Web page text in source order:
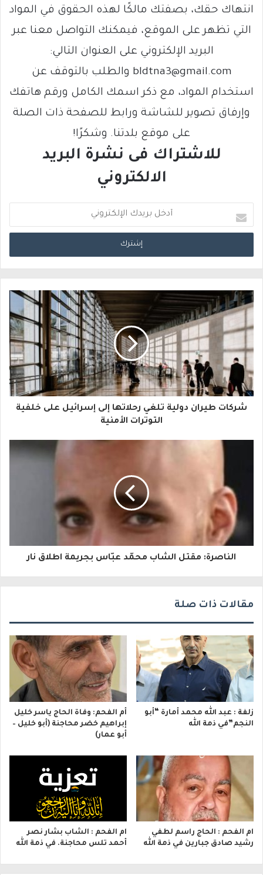
انتهاك حقك، بصفتك مالكًا لهذه الحقوق في المواد
التي تظهر على الموقع، فيمكنك التواصل معنا عبر
البريد الإلكتروني على العنوان التالي:
bldtna3@gmail.com والطلب بالتوقف عن
استخدام المواد، مع ذكر اسمك الكامل ورقم هاتفك
وإرفاق تصوير للشاشة ورابط للصفحة ذات الصلة
على موقع بلدتنا. وشكرًا!
للاشتراك فى نشرة البريد
الالكتروني
د
خ
ب
د
ك
ا
إ
شركات طيران دولية تلغي رحلاتها إلى إسرائيل على خلفية
التوترات الأمنية
الناصرة: مقتل الشاب محمّد عبّاس بجريمة اطلاق نار
مقالات ذات صلة
زلفة : عبد الله محمد أمارة “أبو
النجم”في ذمة الله
أم الفحم: وفاة الحاج ياسر خليل
إبراهيم خضر محاجنة (أبو خليل –
أبو عمار)
ام الفحم : الحاج راسم لطفي
رشيد صادق جبارين في ذمة الله
ام الفحم : الشاب بشار نصر
أحمد تلس محاجنة. في ذمة الله